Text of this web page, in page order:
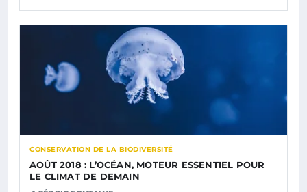
CONSERVATION DE LA BIODIVERSITÉ
AOÛT 2018 : L’OCÉAN, MOTEUR ESSENTIEL POUR
LE CLIMAT DE DEMAIN